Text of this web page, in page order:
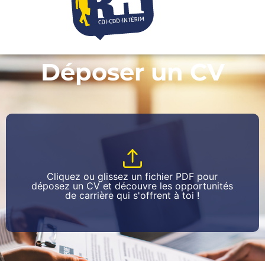
Déposer un CV
Cliquez ou glissez un fichier PDF pour
déposez un CV et découvre les opportunités
de carrière qui s'offrent à toi !